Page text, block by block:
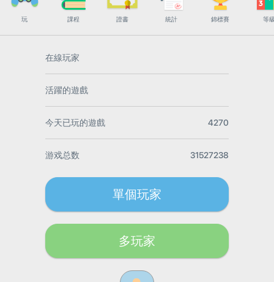
玩 課程 證書 統計 錦標賽 等
在線玩家
活躍的遊戲
今天已玩的遊戲 4270
游戏总数 31527238
單個玩家
多玩家